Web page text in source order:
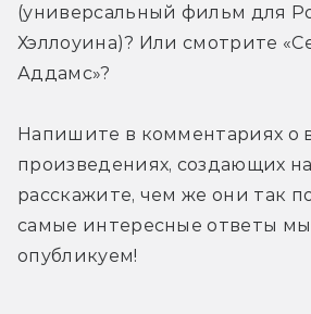
(универсальный фильм для
Хэллоуина)? Или смотрите
Аддамс»?
Напишите в комментариях о
произведениях, создающих
расскажите, чем же они так
самые интересные ответы
опубликуем!